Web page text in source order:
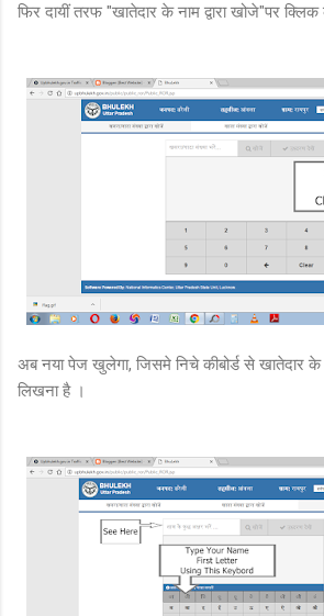
फिर दायीं तरफ "खातेदार के नाम द्वारा खोजे"पर
अब नया पेज खुलेगा, जिसमे निचे कीबोर्ड से खातेदार
लिखना है ।